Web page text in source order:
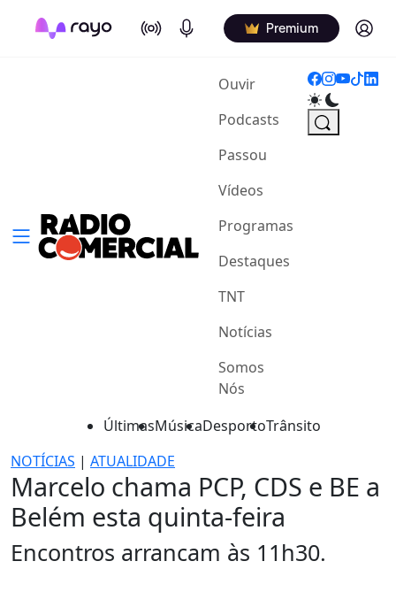
On Air Podcasts Premium Log in
Ouvir(current)
Podcasts
Passou
Vídeos
Programas
Destaques
TNT
Notícias
Somos
Nós
ÚltimasMúsicaDesportoTrânsito
NOTÍCIAS | ATUALIDADE
Marcelo chama PCP, CDS e BE a
Belém esta quinta-feira
Encontros arrancam às 11h30.